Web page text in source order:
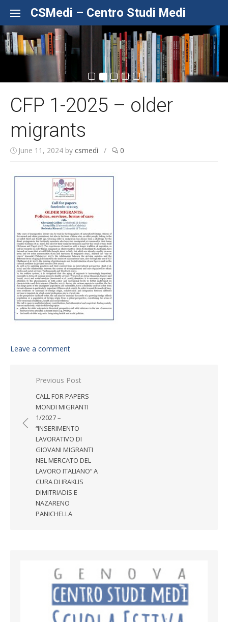
CSMedi – Centro Studi Medi
CFP 1-2025 – older
migrants
June 11, 2024 by csmedì / 0
Leave a comment
Post navigation
Previous Post
CALL FOR PAPERS
MONDI MIGRANTI
1/2027 –
“INSERIMENTO
LAVORATIVO DI
GIOVANI MIGRANTI
NEL MERCATO DEL
LAVORO ITALIANO” A
CURA DI IRAKLIS
DIMITRIADIS E
NAZARENO
PANICHELLA